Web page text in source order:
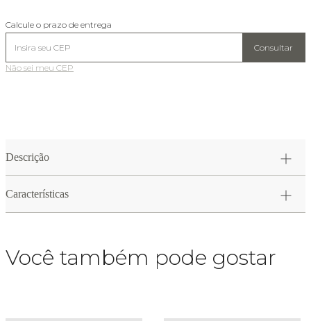
Calcule o prazo de entrega
Consultar
Não sei meu CEP
Descrição
Características
Você também pode gostar